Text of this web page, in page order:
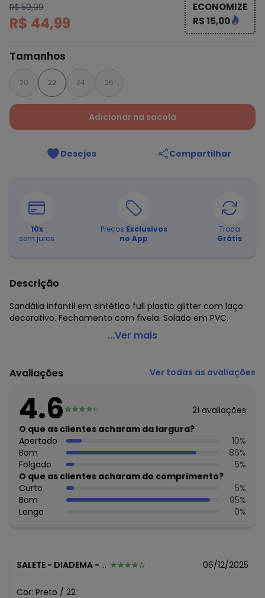
R$ 59,99
R$ 44,99
ECONOMIZE
R$ 15,00
Tamanhos
20 22 24 26
Adicionar na sacola
Desejos Compartilhar
10x
sem juros
Preços Exclusivos
no App
Troca
Grátis
Descrição
Sandália infantil em sintético full plastic glitter com laço
decorativo. Fechamento com fivela. Solado em PVC.
Perfecta - Sandália Infantil Preta em Sintético
Material: Sintético
Composição: Sintético
...Ver mais
Avaliações Ver todas as avaliações
4.6 21 avaliações
O que as clientes acharam da largura?
Apertado
10%
Bom
86%
Folgado
5%
O que as clientes acharam do comprimento?
Curto
5%
Bom
95%
Longo
0%
SALETE - DIADEMA - SP 06/12/2025
Cor: Preto / 22